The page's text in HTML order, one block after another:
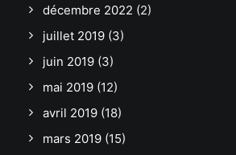
décembre 2022 (2)
juillet 2019 (3)
juin 2019 (3)
mai 2019 (12)
avril 2019 (18)
mars 2019 (15)